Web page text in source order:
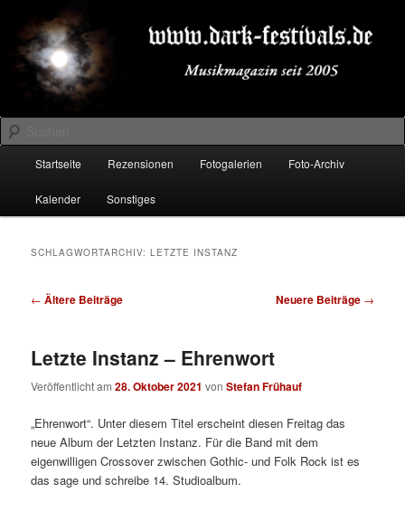
primären
Inhalt
springen
sekundären
Inhalt
springenDARK-FESTIVALS.DE
Suchen
Startseite Rezensionen Fotogalerien Foto-Archiv
Kalender Sonstiges
SCHLAGWORTARCHIV:LETZTE INSTANZ
Beitragsnavigation
← Ältere Beiträge Neuere Beiträge →
Letzte Instanz – Ehrenwort
Veröffentlicht am28. Oktober 2021 vonStefan Frühauf
„Ehrenwort“. Unter diesem Titel erscheint diesen Freitag das
neue Album der Letzten Instanz. Für die Band mit dem
eigenwilligen Crossover zwischen Gothic- und Folk Rock ist es
das sage und schreibe 14. Studioalbum.